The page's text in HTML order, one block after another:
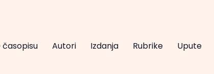
časopisu Autori Izdanja Rubrike Upute